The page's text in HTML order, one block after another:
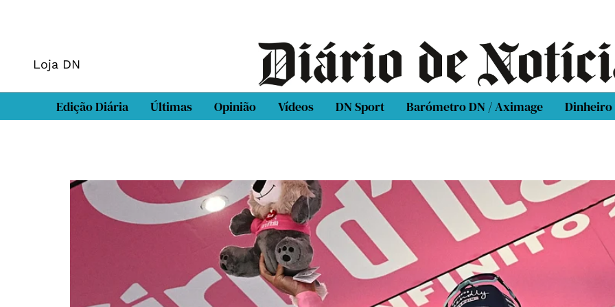
Loja DN
Edição Diária Últimas Opinião Vídeos DN Sport Barómetro DN / Aximage Dinheiro